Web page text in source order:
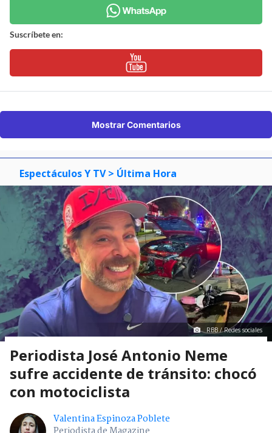
Suscríbete en:
Mostrar Comentarios
Espectáculos Y TV > Última Hora
RBB / Redes sociales
Periodista José Antonio Neme
sufre accidente de tránsito: chocó
con motociclista
Valentina Espinoza Poblete